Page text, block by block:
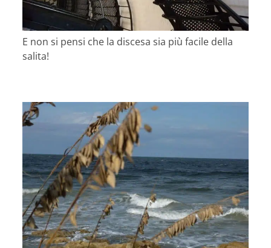
E non si pensi che la discesa sia più facile della
salita!